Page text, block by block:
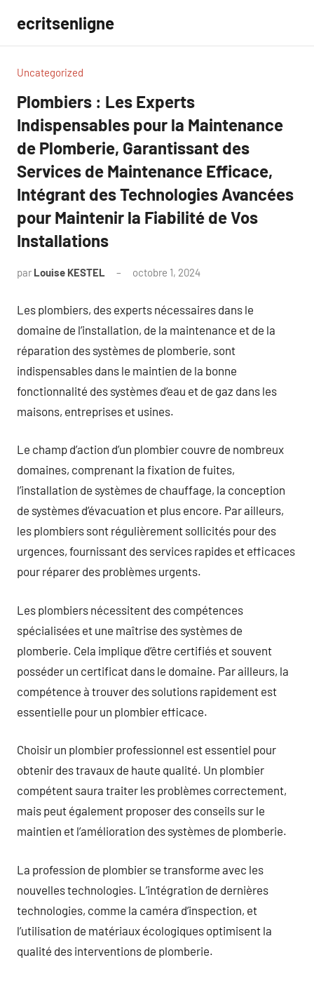
contenu
ecritsenligne
Uncategorized
Plombiers : Les Experts
Indispensables pour la Maintenance
de Plomberie, Garantissant des
Services de Maintenance Efficace,
Intégrant des Technologies Avancées
pour Maintenir la Fiabilité de Vos
Installations
par Louise KESTEL octobre 1, 2024
Les plombiers, des experts nécessaires dans le
domaine de l’installation, de la maintenance et de la
réparation des systèmes de plomberie, sont
indispensables dans le maintien de la bonne
fonctionnalité des systèmes d’eau et de gaz dans les
maisons, entreprises et usines.
Le champ d’action d’un plombier couvre de nombreux
domaines, comprenant la fixation de fuites,
l’installation de systèmes de chauffage, la conception
de systèmes d’évacuation et plus encore. Par ailleurs,
les plombiers sont régulièrement sollicités pour des
urgences, fournissant des services rapides et efficaces
pour réparer des problèmes urgents.
Les plombiers nécessitent des compétences
spécialisées et une maîtrise des systèmes de
plomberie. Cela implique d’être certifiés et souvent
posséder un certificat dans le domaine. Par ailleurs, la
compétence à trouver des solutions rapidement est
essentielle pour un plombier efficace.
Choisir un plombier professionnel est essentiel pour
obtenir des travaux de haute qualité. Un plombier
compétent saura traiter les problèmes correctement,
mais peut également proposer des conseils sur le
maintien et l’amélioration des systèmes de plomberie.
La profession de plombier se transforme avec les
nouvelles technologies. L’intégration de dernières
technologies, comme la caméra d’inspection, et
l’utilisation de matériaux écologiques optimisent la
qualité des interventions de plomberie.